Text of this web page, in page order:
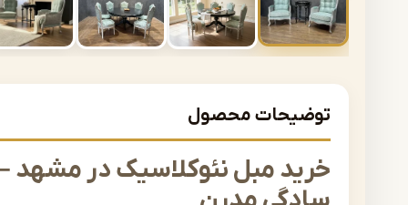
توضیحات محصول
خرید مبل نئوکلاسیک در مشهد